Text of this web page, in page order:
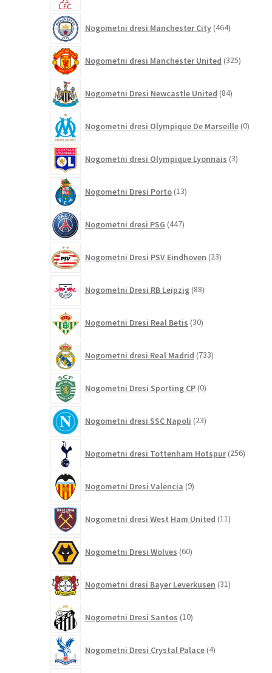
Nogometni dresi Manchester City 464izdelkov
Nogometni dresi Manchester United 325izdelkov
Nogometni Dresi Newcastle United 84izdelkov
Nogometni dresi Olympique De Marseille 0
Nogometni dresi Olympique Lyonnais 3izdelki
Nogometni Dresi Porto 13izdelkov
Nogometni dresi PSG 447izdelkov
Nogometni Dresi PSV Eindhoven 23izdelkov
Nogometni Dresi RB Leipzig 88izdelkov
Nogometni Dresi Real Betis 30izdelkov
Nogometni dresi Real Madrid 733izdelkov
Nogometni Dresi Sporting CP 0izdelkov
Nogometni dresi SSC Napoli 23izdelkov
Nogometni dresi Tottenham Hotspur 256
Nogometni Dresi Valencia 9izdelkov
Nogometni dresi West Ham United 11izdelkov
Nogometni Dresi Wolves 60izdelkov
Nogometni dresi Bayer Leverkusen 31izdelkov
Nogometni Dresi Santos 10izdelkov
Nogometni Dresi Crystal Palace 4izdelki